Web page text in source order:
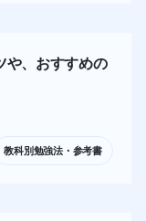
や、おすすめの
教科別勉強法・参考書